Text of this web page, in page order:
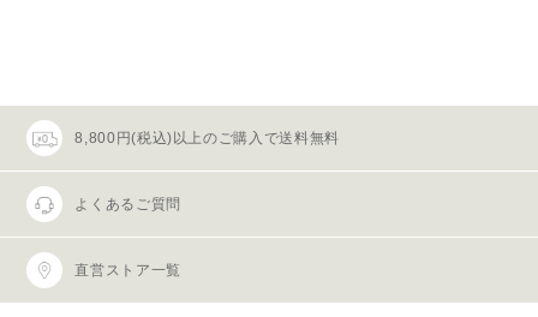
8,800円(税込)以上のご購入で送料無料
よくあるご質問
直営ストア一覧